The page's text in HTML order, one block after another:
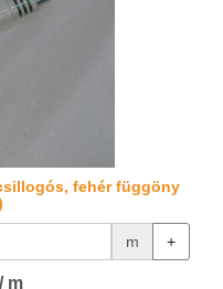
fehér függöny
m +
m